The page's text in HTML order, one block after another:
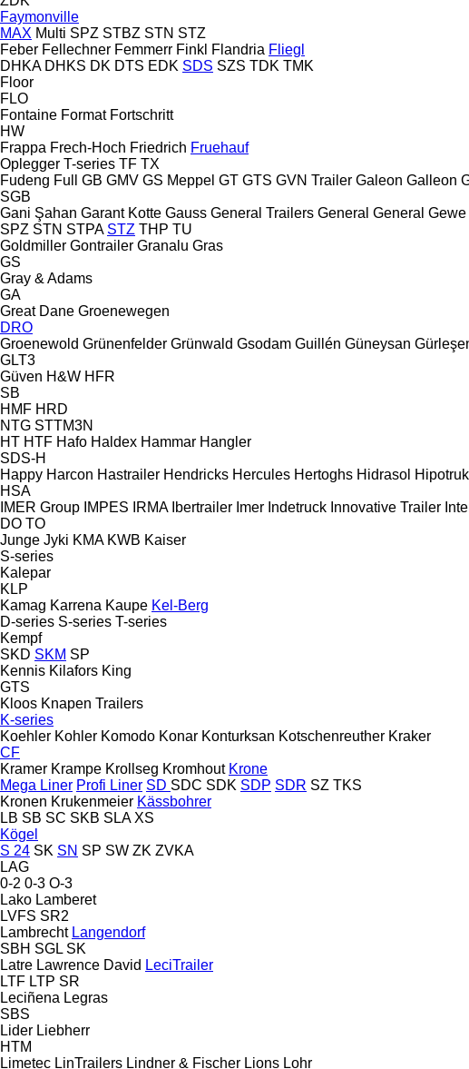
Faymonville
MAX Multi SPZ STBZ STN STZ
Feber Fellechner Femmerr Finkl Flandria Fliegl
DHKA DHKS DK DTS EDK SDS SZS TDK TMK
Floor
FLO
Fontaine Format Fortschritt
HW
Frappa Frech-Hoch Friedrich Fruehauf
Oplegger T-series TF TX
Fudeng Full GB GMV GS Meppel GT GTS GVN Trailer Galeon Galleon
SGB
Gani Şahan Garant Kotte Gauss General Trailers General General Gewe
SPZ STN STPA STZ THP TU
Goldmiller Gontrailer Granalu Gras
GS
Gray & Adams
GA
Great Dane Groenewegen
DRO
Groenewold Grünenfelder Grünwald Gsodam Guillén Güneysan
GLT3
Güven H&W HFR
SB
HMF HRD
NTG STTM3N
HT HTF Hafo Haldex Hammar Hangler
SDS-H
Happy Harcon Hastrailer Hendricks Hercules Hertoghs Hidrasol Hipotruk
HSA
IMER Group IMPES IRMA Ibertrailer Imer Indetruck Innovative Trailer
DO TO
Junge Jyki KMA KWB Kaiser
S-series
Kalepar
KLP
Kamag Karrena Kaupe Kel-Berg
D-series S-series T-series
Kempf
SKD SKM SP
Kennis Kilafors King
GTS
Kloos Knapen Trailers
K-series
Koehler Kohler Komodo Konar Konturksan Kotschenreuther Kraker
CF
Kramer Krampe Krollseg Kromhout Krone
Mega Liner Profi Liner SD SDC SDK SDP SDR SZ TKS
Kronen Krukenmeier Kässbohrer
LB SB SC SKB SLA XS
Kögel
S 24 SK SN SP SW ZK ZVKA
LAG
0-2 0-3 O-3
Lako Lamberet
LVFS SR2
Lambrecht Langendorf
SBH SGL SK
Latre Lawrence David LeciTrailer
LTF LTP SR
Leciñena Legras
SBS
Lider Liebherr
HTM
Limetec LinTrailers Lindner & Fischer Lions Lohr